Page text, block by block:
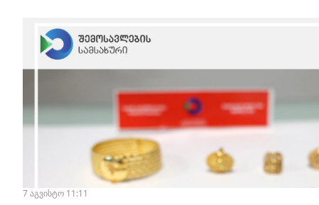
7 აგვისტო 11:11